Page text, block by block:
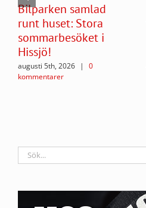
Bilparken samlad
runt huset: Stora
sommarbesöket i
Hissjö!
augusti 5th, 2026 |
0
kommentarer
Sök
efter: